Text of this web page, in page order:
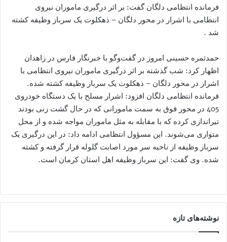
فرمانده انتظامی دلگان گفت: بر اثر درگیری ماموران نیروی
انتظامی با اشرار در محور دلگان – ذهکلوت یک سرباز وظیفه کشته
شد .
حمدثمره حسینی امروز در گفت‌وگو با خبرنگار فارس در زاهدان
اظهار کرد: شب گذشته بر اثر درگیری ماموران نیروی انتظامی با
اشرار در محور دلگان – ذهکلوت یک سرباز وظیفه کشته شده.
فرمانده انتظامی دلگان افزود: اشرار مسلح با یک دستگاه خودروی
405 در محور فوق به سمت مامورانی که در حال گشت زنی بودند
تیراندازی کرده که با مقابله به مثل ماموران مواجه شده و از محل
متواری می‌شوند. این مسؤول انتظامی ادامه داد: در این درگیری یک
سرباز وظیفه از ناحیه سر مورد اصابت گلوله قرار گرفته و کشته
شده. وی گفت: این سرباز وظیفه اهل استان کرمان است.
نوشته‌های تازه